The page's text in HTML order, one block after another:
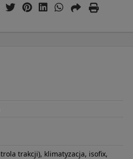
trakcji), klimatyzacja, isofix,